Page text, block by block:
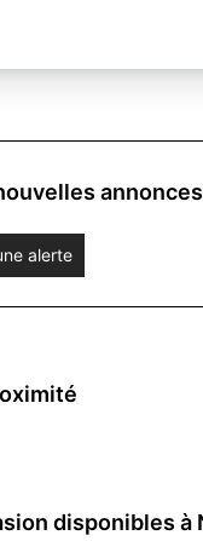
annonces
alerte
disponibles à